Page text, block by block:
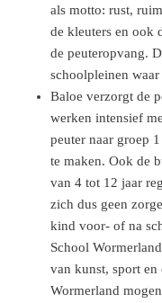
als motto: rust,
de kleuters en ook
de peuteropvang.
schoolpleinen
Baloe verzorgt de
werken intensief
peuter naar groep
te maken. Ook de
van 4 tot 12 jaar
zich dus geen
kind voor- of na
School
van kunst, sport
Wormerland